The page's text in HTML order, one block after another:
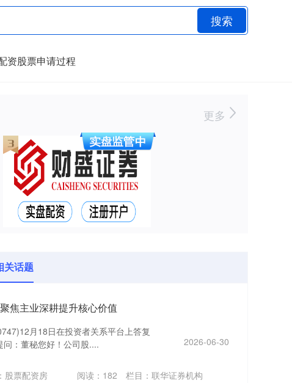
搜索
资股票申请过程
更多
关话题
焦主业深耕提升核心价值
月18日在投资者关系平台上答复
：董秘您好！公司股....
2026-06-30
股票配资房 阅读： 182 栏目： 联华证券机构